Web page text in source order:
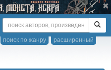
расширенный
поиск по жанру